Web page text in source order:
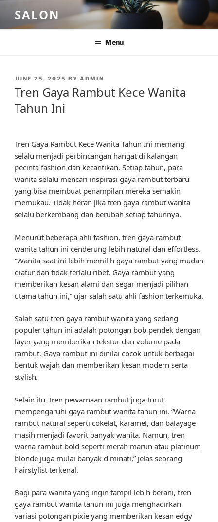
content
SALON
Menu
POSTED
JUNE 25, 2025 BY ADMIN
Tren Gaya Rambut Kece Wanita
Tahun Ini
Tren Gaya Rambut Kece Wanita Tahun Ini memang
selalu menjadi perbincangan hangat di kalangan
pecinta fashion dan kecantikan. Setiap tahun, para
wanita selalu mencari inspirasi gaya rambut terbaru
yang bisa membuat penampilan mereka semakin
memukau. Tidak heran jika tren gaya rambut wanita
selalu berkembang dan berubah setiap tahunnya.
Menurut beberapa ahli fashion, tren gaya rambut
wanita tahun ini cenderung lebih natural dan effortless.
“Wanita saat ini lebih memilih gaya rambut yang mudah
diatur dan tidak terlalu ribet. Gaya rambut yang
memberikan kesan alami dan segar menjadi pilihan
utama tahun ini,” ujar salah satu ahli fashion terkemuka.
Salah satu tren gaya rambut wanita yang sedang
populer tahun ini adalah potongan bob pendek dengan
layer yang memberikan tekstur dan volume pada
rambut. Gaya rambut ini dinilai cocok untuk berbagai
bentuk wajah dan memberikan kesan modern serta
stylish.
Selain itu, tren pewarnaan rambut juga turut
mempengaruhi gaya rambut wanita tahun ini. “Warna
rambut natural seperti cokelat, karamel, dan balayage
masih menjadi favorit banyak wanita. Namun, tren
warna rambut bold seperti merah marun atau platinum
blonde juga mulai banyak diminati,” jelas seorang
hairstylist terkenal.
Bagi para wanita yang ingin tampil lebih berani, tren
gaya rambut wanita tahun ini juga menghadirkan
variasi potongan pixie yang memberikan kesan edgy